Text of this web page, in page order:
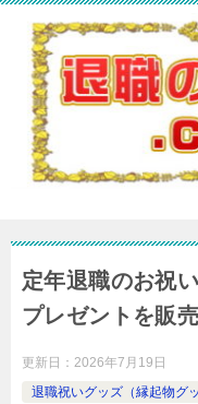
定年退職のお祝
プレゼントを販売
更新日： 2026年7月19日
退職祝いグッズ（縁起物グッ